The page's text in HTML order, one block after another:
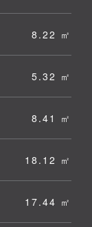
8.22 ㎡
5.32 ㎡
8.41 ㎡
18.12 ㎡
17.44 ㎡